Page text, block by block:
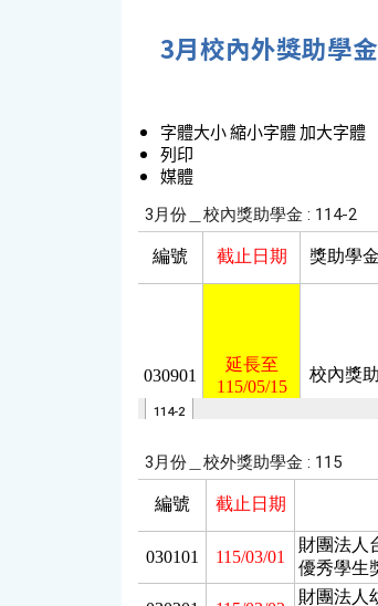
3月校內外獎助學金
字體大小縮小字體加大字體
列印
媒體